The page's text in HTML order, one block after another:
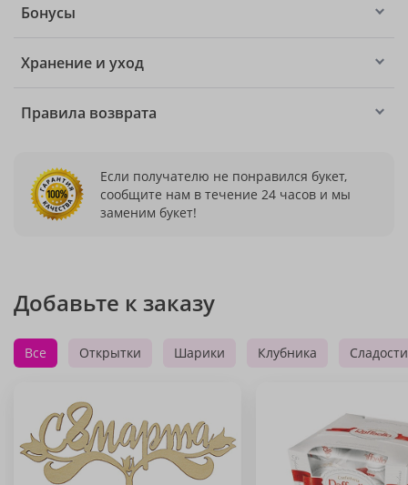
Бонусы
Хранение и уход
Правила возврата
Если получателю не понравился букет,
сообщите нам в течение 24 часов и мы
заменим букет!
Добавьте к заказу
Все Открытки Шарики Клубника Сладости